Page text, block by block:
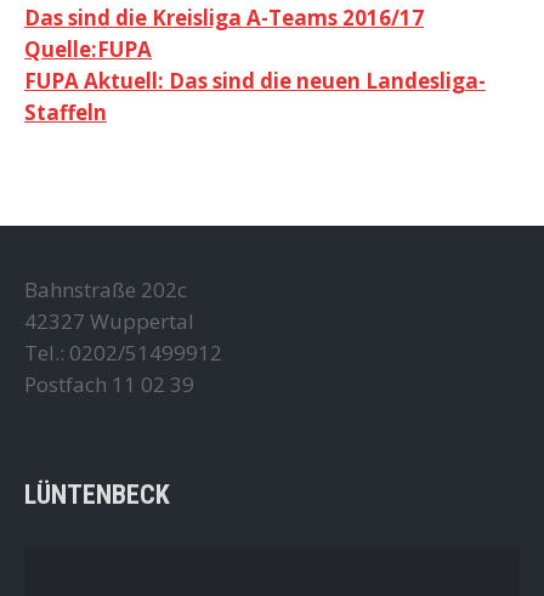
Beitragsnavigation
Das sind die Kreisliga A-Teams 2016/17
Quelle:FUPA
FUPA Aktuell: Das sind die neuen Landesliga-
Staffeln
Bahnstraße 202c
42327 Wuppertal
Tel.: 0202/51499912
Postfach 11 02 39
LÜNTENBECK